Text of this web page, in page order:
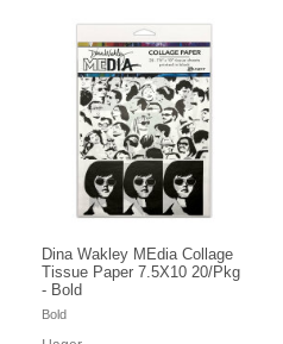
Dina Wakley MEdia Collage
Tissue Paper 7.5X10 20/Pkg
- Bold
Bold